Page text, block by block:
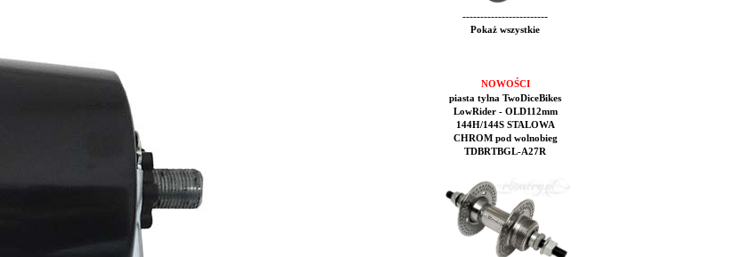
------------------------
Pokaż wszystkie
NOWOŚCI
piasta tylna TwoDiceBikes
LowRider - OLD112mm
144H/144S STALOWA
CHROM pod wolnobieg
TDBRTBGL-A27R